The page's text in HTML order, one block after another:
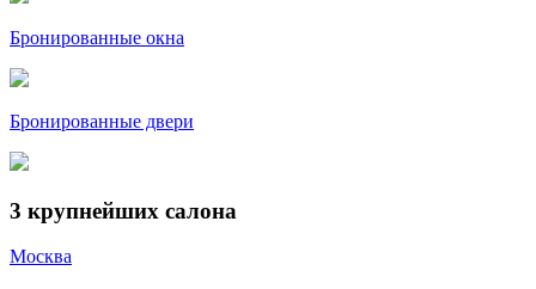
Бронированные окна
Бронированные двери
3 крупнейших салона
Москва